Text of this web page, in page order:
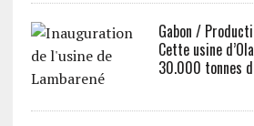
Gabon /
Cette usine
30.000 tonnes